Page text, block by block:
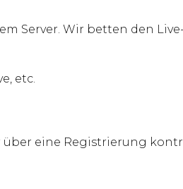
Server. Wir betten den
etc.
über eine Registrierung